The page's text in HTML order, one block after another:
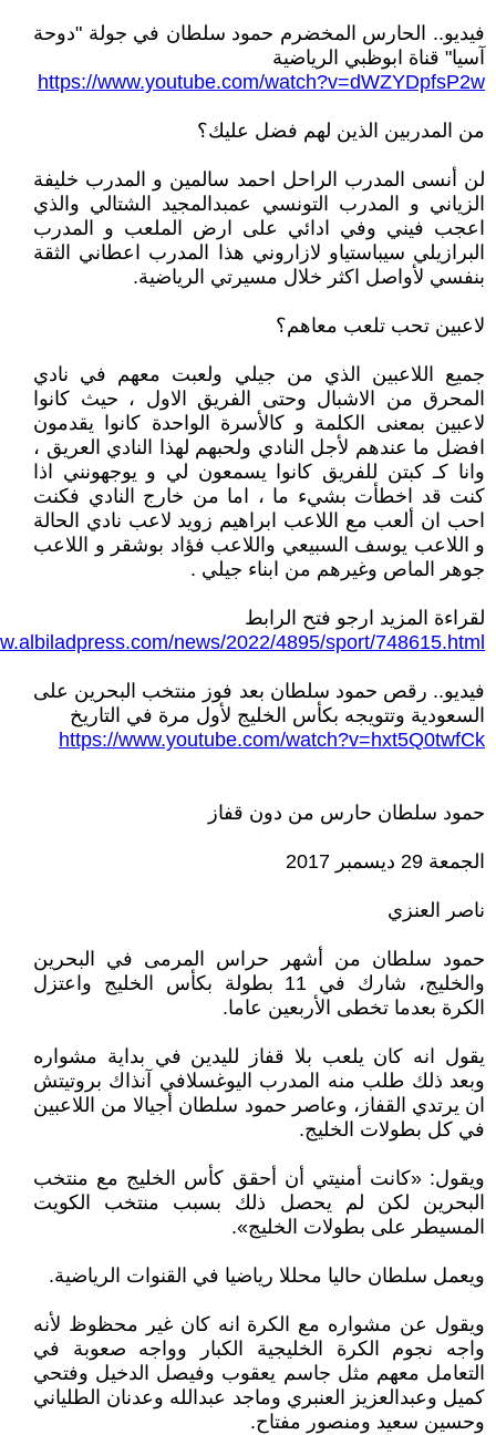
فيديو.. الحارس المخضرم حمود سلطان في جولة "دوحة
آسيا" قناة ابوظبي الرياضية
https://www.youtube.com/watch?v=dWZYDpfsP2w
من المدربين الذين لهم فضل عليك؟
لن أنسى المدرب الراحل احمد سالمين و المدرب خليفة
الزياني و المدرب التونسي عمبدالمجيد الشتالي والذي
اعجب فيني وفي ادائي على ارض الملعب و المدرب
البرازيلي سيباستياو لازاروني هذا المدرب اعطاني الثقة
بنفسي لأواصل اكثر خلال مسيرتي الرياضية.
لاعبين تحب تلعب معاهم؟
جميع اللاعبين الذي من جيلي ولعبت معهم في نادي
المحرق من الاشبال وحتى الفريق الاول ، حيث كانوا
لاعبين بمعنى الكلمة و كالأسرة الواحدة كانوا يقدمون
افضل ما عندهم لأجل النادي ولحبهم لهذا النادي العريق ،
وانا كـ كبتن للفريق كانوا يسمعون لي و يوجهونني اذا
كنت قد اخطأت بشيء ما ، اما من خارج النادي فكنت
احب ان ألعب مع اللاعب ابراهيم زويد لاعب نادي الحالة
و اللاعب يوسف السبيعي واللاعب فؤاد بوشقر و اللاعب
جوهر الماص وغيرهم من ابناء جيلي .
لقراءة المزيد ارجو فتح الرابط
news/2022/4895/sport/748615.html
فيديو.. رقص حمود سلطان بعد فوز منتخب البحرين على
السعودية وتتويجه بكأس الخليج لأول مرة في التاريخ
https://www.youtube.com/watch?v=hxt5Q0twfCk
حمود سلطان حارس من دون قفاز
الجمعة 29 ديسمبر 2017
ناصر العنزي
حمود سلطان من أشهر حراس المرمى في البحرين
والخليج، شارك في 11 بطولة بكأس الخليج واعتزل
الكرة بعدما تخطى الأربعين عاما.
يقول انه كان يلعب بلا قفاز لليدين في بداية مشواره
وبعد ذلك طلب منه المدرب اليوغسلافي آنذاك بروتيتش
ان يرتدي القفاز، وعاصر حمود سلطان أجيالا من اللاعبين
في كل بطولات الخليج.
ويقول: «كانت أمنيتي أن أحقق كأس الخليج مع منتخب
البحرين لكن لم يحصل ذلك بسبب منتخب الكويت
المسيطر على بطولات الخليج».
ويعمل سلطان حاليا محللا رياضيا في القنوات الرياضية.
ويقول عن مشواره مع الكرة انه كان غير محظوظ لأنه
واجه نجوم الكرة الخليجية الكبار وواجه صعوبة في
التعامل معهم مثل جاسم يعقوب وفيصل الدخيل وفتحي
كميل وعبدالعزيز العنبري وماجد عبدالله وعدنان الطلياني
وحسين سعيد ومنصور مفتاح.